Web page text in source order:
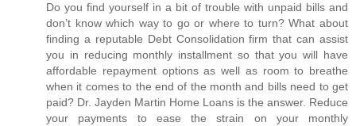
Do you find yourself in a bit of trouble with unpaid bills and
don’t know which way to go or where to turn? What about
finding a reputable Debt Consolidation firm that can assist
you in reducing monthly installment so that you will have
affordable repayment options as well as room to breathe
when it comes to the end of the month and bills need to get
paid? Dr. Jayden Martin Home Loans is the answer. Reduce
your payments to ease the strain on your monthly